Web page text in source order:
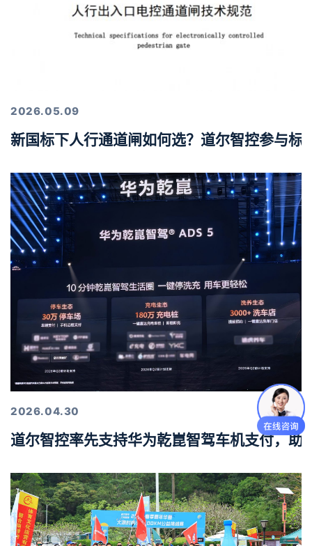
2026.05.09
新国标下人行通道闸如何选？道尔智控参与标
2026.04.30
道尔智控率先支持华为乾崑智驾车机支付，助